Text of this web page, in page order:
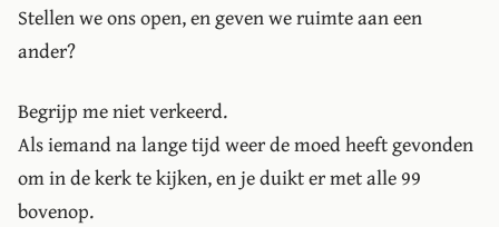
Stellen we ons open, en geven we ruimte aan een
ander?
Begrijp me niet verkeerd.
Als iemand na lange tijd weer de moed heeft gevonden
om in de kerk te kijken, en je duikt er met alle 99
bovenop.